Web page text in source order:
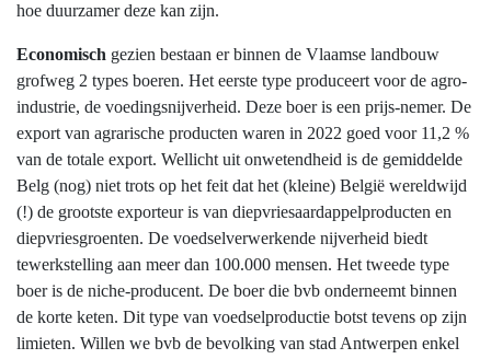
hoe duurzamer deze kan zijn.
Economisch gezien bestaan er binnen de Vlaamse landbouw
grofweg 2 types boeren. Het eerste type produceert voor de agro-
industrie, de voedingsnijverheid. Deze boer is een prijs-nemer. De
export van agrarische producten waren in 2022 goed voor 11,2 %
van de totale export. Wellicht uit onwetendheid is de gemiddelde
Belg (nog) niet trots op het feit dat het (kleine) België wereldwijd
(!) de grootste exporteur is van diepvriesaardappelproducten en
diepvriesgroenten. De voedselverwerkende nijverheid biedt
tewerkstelling aan meer dan 100.000 mensen. Het tweede type
boer is de niche-producent. De boer die bvb onderneemt binnen
de korte keten. Dit type van voedselproductie botst tevens op zijn
limieten. Willen we bvb de bevolking van stad Antwerpen enkel